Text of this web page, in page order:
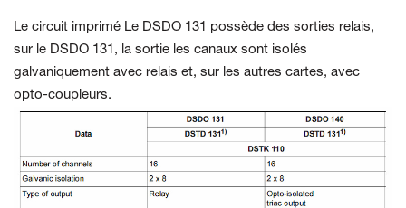
Le circuit imprimé Le DSDO 131 possède des sorties relais,
sur le DSDO 131, la sortie les canaux sont isolés
galvaniquement avec relais et, sur les autres cartes, avec
opto-coupleurs.